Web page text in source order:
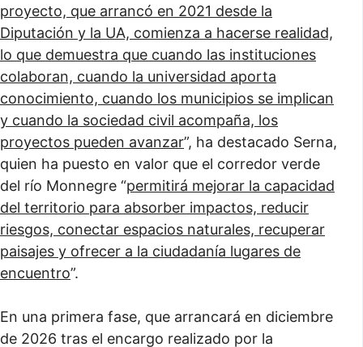
proyecto, que arrancó en 2021 desde la
Diputación y la UA, comienza a hacerse realidad,
lo que demuestra que cuando las instituciones
colaboran, cuando la universidad aporta
conocimiento, cuando los municipios se implican
y cuando la sociedad civil acompaña, los
proyectos pueden avanzar”, ha destacado Serna,
quien ha puesto en valor que el corredor verde
del río Monnegre “permitirá mejorar la capacidad
del territorio para absorber impactos, reducir
riesgos, conectar espacios naturales, recuperar
paisajes y ofrecer a la ciudadanía lugares de
encuentro”.
En una primera fase, que arrancará en diciembre
de 2026 tras el encargo realizado por la